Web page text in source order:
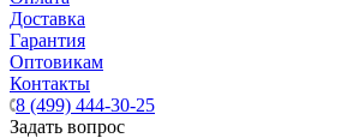
Доставка
Гарантия
Оптовикам
Контакты
8 (499) 444-30-25
Задать вопрос